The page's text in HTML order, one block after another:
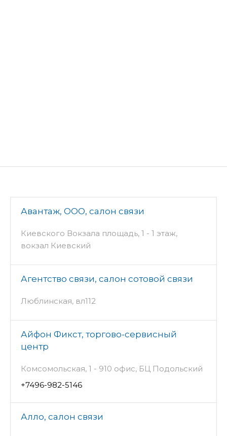
Авантаж, ООО, салон связи
Киевского Вокзала площадь, 1 - 1 этаж,
вокзал Киевский
Агентство связи, салон сотовой связи
Люблинская, вл112
Айфон Фикст, торгово-сервисный
центр
Комсомольская, 1 - 910 офис, БЦ Подольский
+7496-982-5146
Алло, салон связи